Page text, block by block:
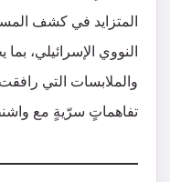
المتزايد في كشف
النووي الإسرائيلي،
والملابسات التي
تفاهماتٍ سرّيةٍ مع